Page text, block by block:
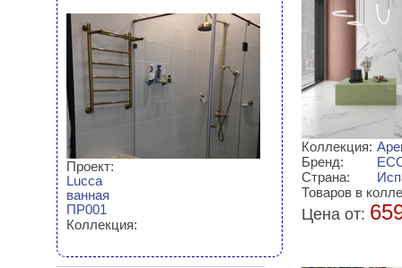
Проект:
Lucca
ванная
ПР001
Коллекция:
Коллекция:
Бренд:
Страна:
Товаров в
Цена от: